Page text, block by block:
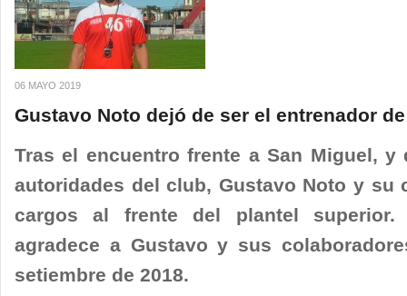
06 MAYO 2019
Gustavo Noto dejó de ser el entrenador
Tras el encuentro frente a San Miguel,
autoridades del club, Gustavo Noto y su
cargos al frente del plantel superior.
agradece a Gustavo y sus
setiembre de 2018.